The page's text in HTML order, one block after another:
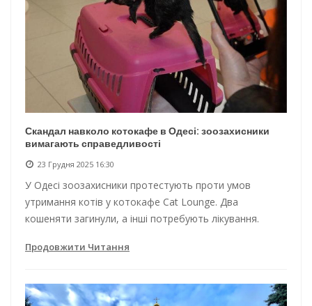
Скандал навколо котокафе в Одесі: зоозахисники
вимагають справедливості
23 Грудня 2025 16:30
У Одесі зоозахисники протестують проти умов
утримання котів у котокафе Cat Lounge. Два
кошеняти загинули, а інші потребують лікування.
Продовжити Читання